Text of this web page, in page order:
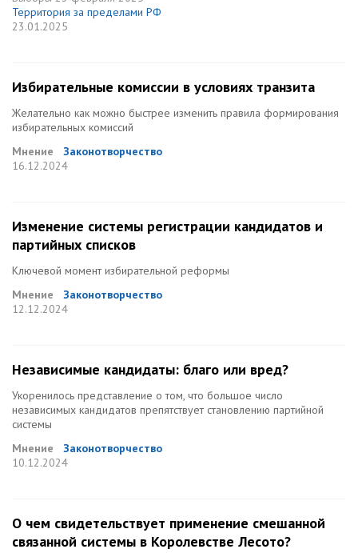
Территория за пределами РФ
23.01.2025
Избирательные комиссии в условиях транзита
Желательно как можно быстрее изменить правила формирования
избирательных комиссий
Мнение
Законотворчество
16.12.2024
Изменение системы регистрации кандидатов и
партийных списков
Ключевой момент избирательной реформы
Мнение
Законотворчество
12.12.2024
Независимые кандидаты: благо или вред?
Укоренилось представление о том, что большое число
независимых кандидатов препятствует становлению партийной
системы
Мнение
Законотворчество
10.12.2024
О чем свидетельствует применение смешанной
связанной системы в Королевстве Лесото?